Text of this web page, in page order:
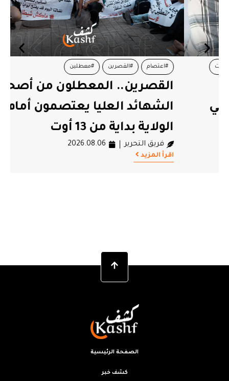
#القصرين #معطلين
القصرين.. المعطلون من أصحاب
الشهائد العليا يعتصمون أمام
الولاية بداية من 13 أوت
فريق التحرير 2026.08.06
الصفحة الرئيسية
كشف خبر